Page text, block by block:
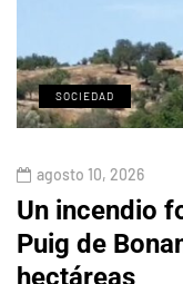
SOCIEDAD
agosto 10, 2026
Un incendio
Puig de
hectáreas